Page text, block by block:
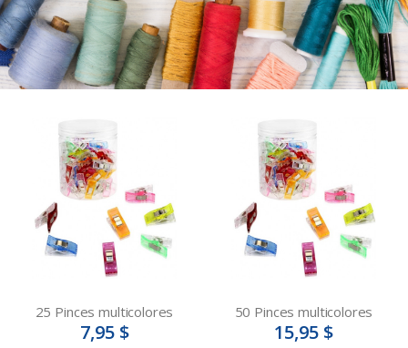
25 Pinces multicolores
7,95 $
50 Pinces multicolores
15,95 $